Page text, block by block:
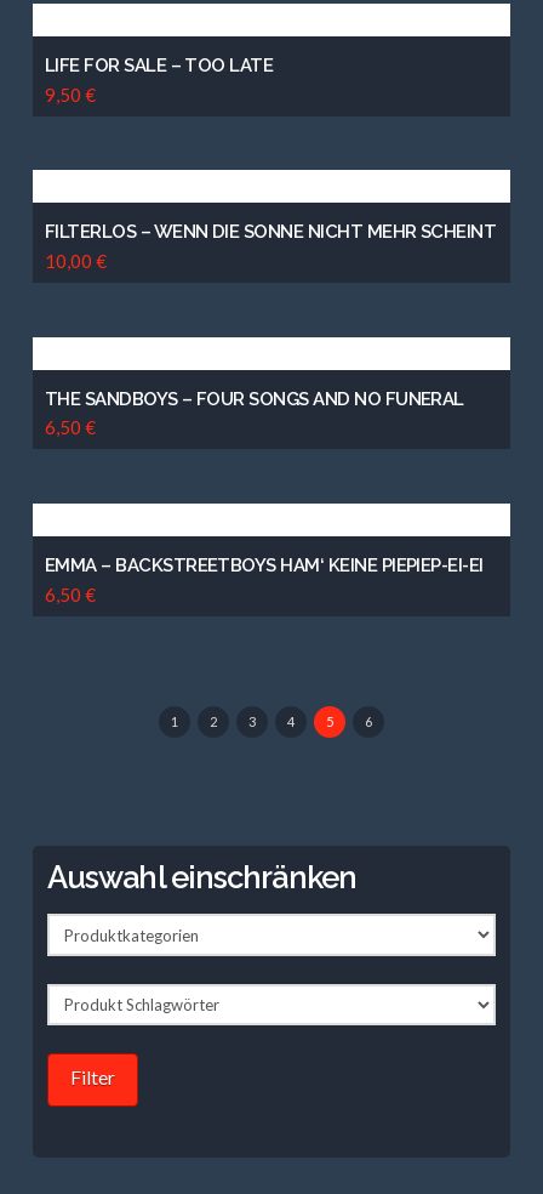
LIFE FOR SALE – TOO LATE
9,50 €
FILTERLOS – WENN DIE SONNE NICHT MEHR SCHEINT
10,00 €
THE SANDBOYS – FOUR SONGS AND NO FUNERAL
6,50 €
EMMA – BACKSTREETBOYS HAM‘ KEINE PIEPIEP-EI-EI
6,50 €
1 2 3 4 5 6
Auswahl einschränken
Filter